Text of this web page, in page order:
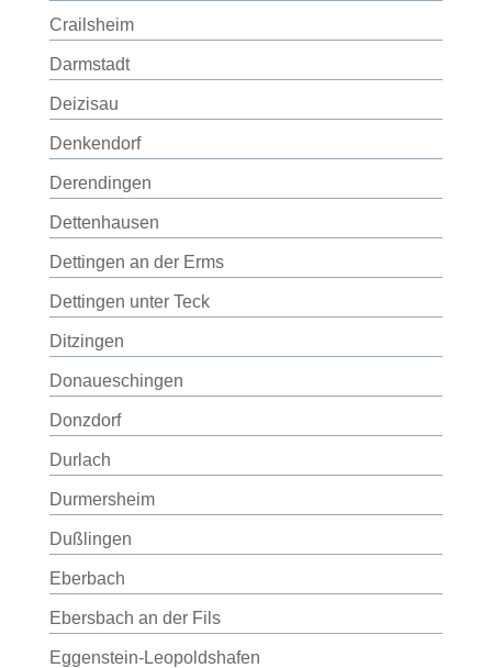
Crailsheim
Darmstadt
Deizisau
Denkendorf
Derendingen
Dettenhausen
Dettingen an der Erms
Dettingen unter Teck
Ditzingen
Donaueschingen
Donzdorf
Durlach
Durmersheim
Dußlingen
Eberbach
Ebersbach an der Fils
Eggenstein-Leopoldshafen